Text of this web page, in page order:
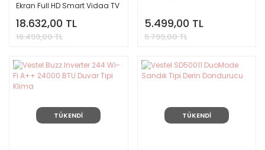
Ekran Full HD Smart Vidaa TV
18.632,00 TL
16.499,00 TL
5.499,00 TL
5.799,00 TL
TÜKENDİ TÜKENDİ